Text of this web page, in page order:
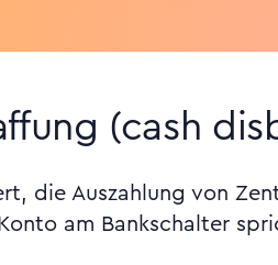
(cash
die Auszahlung von
am Bankschalter